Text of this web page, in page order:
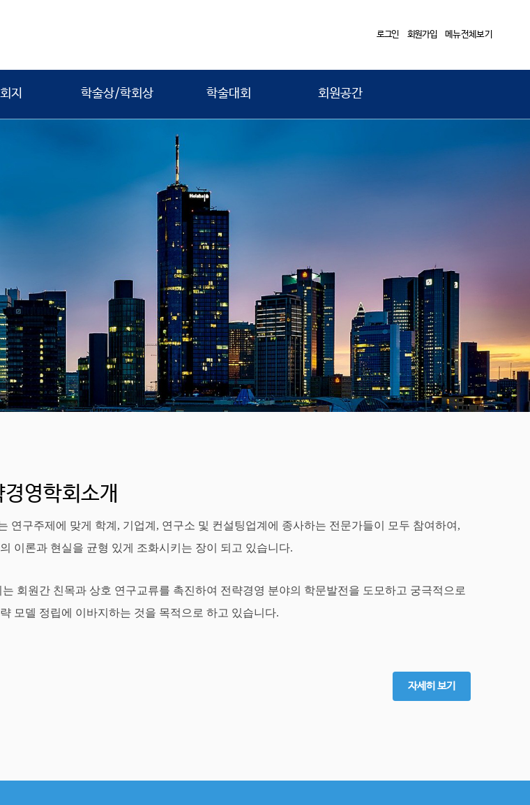
로그인 회원가입 메뉴전체보기
지 학술상/학회상 학술대회 회원공간
영학회소개
연구주제에 맞게 학계, 기업계, 연구소 및 컨설팅업계에 종사하는 전문가들이 모두 참여하여,
이론과 현실을 균형 있게 조화시키는 장이 되고 있습니다.
회원간 친목과 상호 연구교류를 촉진하여 전략경영 분야의 학문발전을 도모하고 궁극적으로
모델 정립에 이바지하는 것을 목적으로 하고 있습니다.
자세히 보기